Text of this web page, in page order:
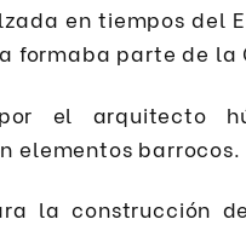
en tiempos del
formaba parte de la
el arquitecto
elementos barrocos.
la construcción